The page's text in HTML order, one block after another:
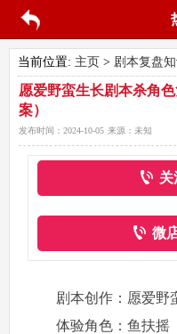
当前位置: 主页 > 剧本复盘
愿爱野蛮生长剧本杀角
案）
发布时间： 2024-10-05 来源： 未知
关
微
剧本创作：愿爱野
体验角色：鱼扶摇